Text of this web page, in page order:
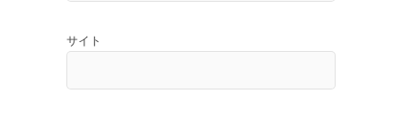
サイト